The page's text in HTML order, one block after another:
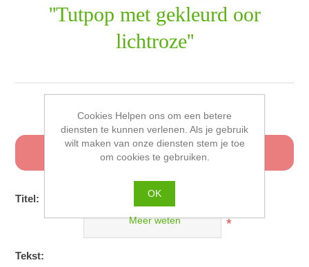
Tutpop met gekleurd oor
lichtroze
Schrijf uw eigen beoordeling
Alleen geregistreerde gebruikers kunnen een
beoordeling schrijven
Titel:
*
Tekst:
Cookies Helpen ons om een betere
diensten te kunnen verlenen. Als je gebruik
wilt maken van onze diensten stem je toe
om cookies te gebruiken.
OK
Meer weten